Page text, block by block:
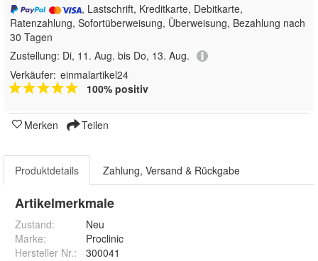
, Lastschrift, Kreditkarte, Debitkarte,
Ratenzahlung, Sofortüberweisung, Überweisung, Bezahlung nach
30 Tagen
Zustellung: Di, 11. Aug. bis Do, 13. Aug.
Verkäufer: einmalartikel24
100% positiv
Merken Teilen
Produktdetails Zahlung, Versand & Rückgabe
Artikelmerkmale
Zustand:
Neu
Marke:
Proclinic
Hersteller Nr.:
300041